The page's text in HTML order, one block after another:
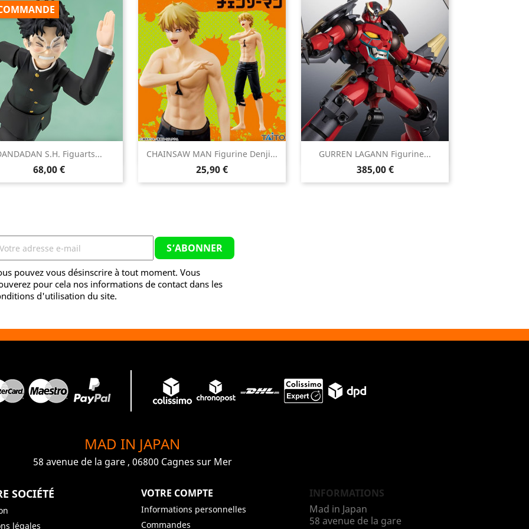
S.H. Figuarts...
Prix
68,00 €
Aperçu rapide CHAINSAW MAN Figurine Denji...
Prix
25,90 €
Aperçu rapide GURREN LAGANN Figurine...
Prix
385,00 €
 Aperçu rapide
pouvez vous désinscrire à tout moment. Vous
pour cela nos informations de contact dans les
d'utilisation du site.
MAD IN JAPAN
58 avenue de la gare , 06800 Cagnes sur Mer
SOCIÉTÉ
légales
VOTRE COMPTE
Informations personnelles
Commandes
INFORMATIONS
Mad in Japan
58 avenue de la gare